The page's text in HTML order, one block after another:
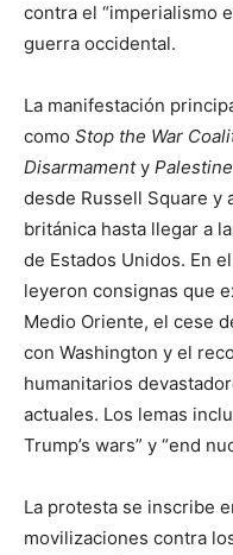
contra el “imperialismo
guerra occidental.
La manifestación
como Stop the War
Disarmamenty
desde Russell Square y
británica hasta llegar a
de Estados Unidos. En
leyeron consignas que
Medio Oriente, el cese
con Washington y el
humanitarios
actuales. Los lemas
Trump’s wars” y “end
La protesta se inscribe
movilizaciones contra